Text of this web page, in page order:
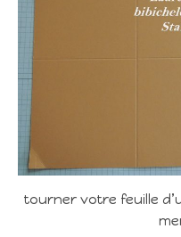
tourner votre feuille